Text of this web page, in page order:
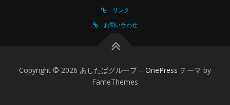
リンク
お問い合わせ
Copyright © 2026 あしたばグループ – OnePress テーマ by
FameThemes